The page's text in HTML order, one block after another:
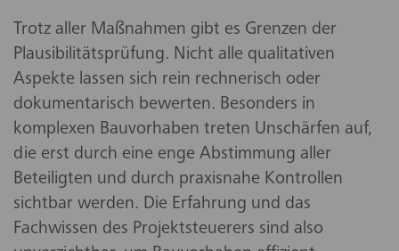
Trotz aller Maßnahmen gibt es Grenzen der
Plausibilitätsprüfung. Nicht alle qualitativen
Aspekte lassen sich rein rechnerisch oder
dokumentarisch bewerten. Besonders in
komplexen Bauvorhaben treten Unschärfen auf,
die erst durch eine enge Abstimmung aller
Beteiligten und durch praxisnahe Kontrollen
sichtbar werden. Die Erfahrung und das
Fachwissen des Projektsteuerers sind also